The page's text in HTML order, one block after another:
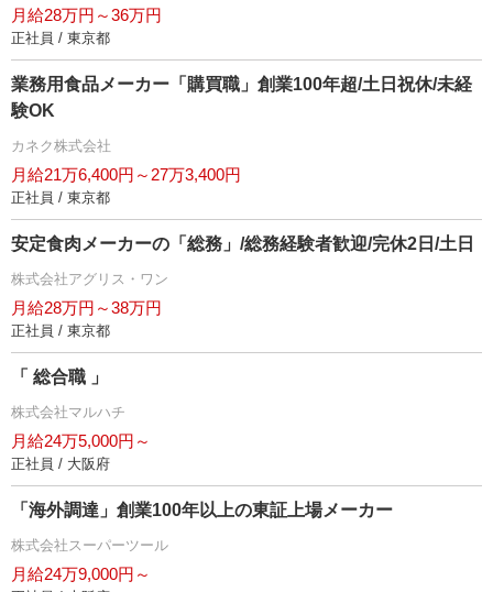
月給28万円～36万円
正社員 / 東京都
業務用食品メーカー「購買職」創業100年超/土日祝休/未経
験OK
カネク株式会社
月給21万6,400円～27万3,400円
正社員 / 東京都
安定食肉メーカーの「総務」/総務経験者歓迎/完休2日/土日
株式会社アグリス・ワン
月給28万円～38万円
正社員 / 東京都
「 総合職 」
株式会社マルハチ
月給24万5,000円～
正社員 / 大阪府
「海外調達」創業100年以上の東証上場メーカー
株式会社スーパーツール
月給24万9,000円～